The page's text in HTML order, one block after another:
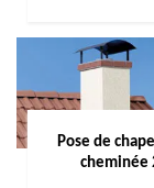
Pose de
cheminée